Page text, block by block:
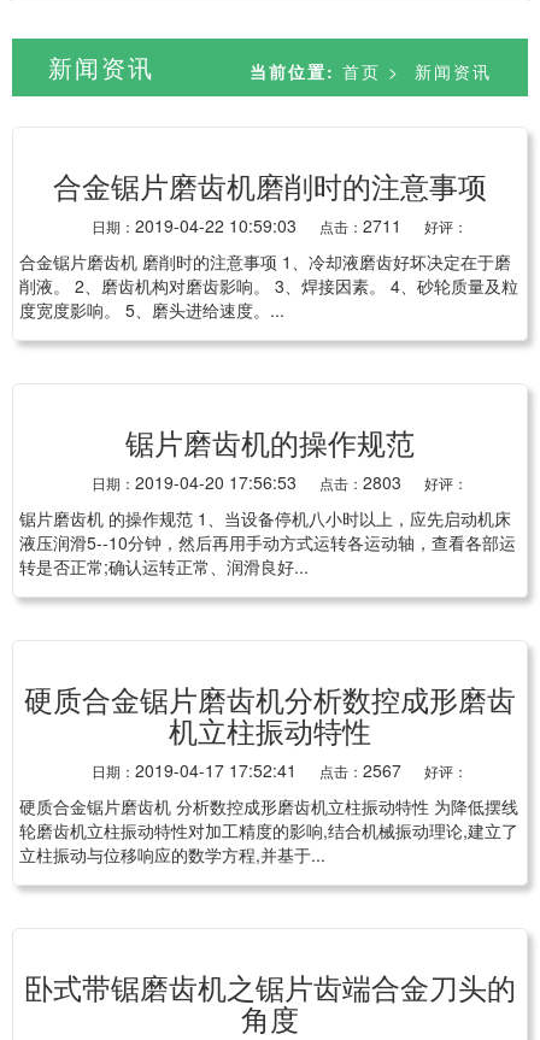
新闻资讯 当前位置: 首页 > 新闻资讯
合金锯片磨齿机磨削时的注意事项
日期： 2019-04-22 10:59:03 点击： 2711 好评：
合金锯片磨齿机 磨削时的注意事项 1、冷却液磨齿好坏决定在于磨
削液。 2、磨齿机构对磨齿影响。 3、焊接因素。 4、砂轮质量及粒
度宽度影响。 5、磨头进给速度。...
锯片磨齿机的操作规范
日期： 2019-04-20 17:56:53 点击： 2803 好评：
锯片磨齿机 的操作规范 1、当设备停机八小时以上，应先启动机床
液压润滑5--10分钟，然后再用手动方式运转各运动轴，查看各部运
转是否正常;确认运转正常、润滑良好...
硬质合金锯片磨齿机分析数控成形磨齿
机立柱振动特性
日期： 2019-04-17 17:52:41 点击： 2567 好评：
硬质合金锯片磨齿机 分析数控成形磨齿机立柱振动特性 为降低摆线
轮磨齿机立柱振动特性对加工精度的影响,结合机械振动理论,建立了
立柱振动与位移响应的数学方程,并基于...
卧式带锯磨齿机之锯片齿端合金刀头的
角度